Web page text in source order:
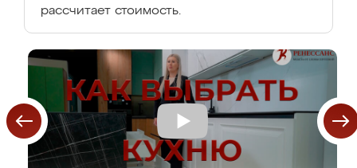
рассчитает стоимость.